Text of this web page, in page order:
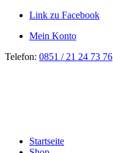
Link zu Facebook
Mein Konto
Telefon: 0851 / 21 24 73 76
Startseite